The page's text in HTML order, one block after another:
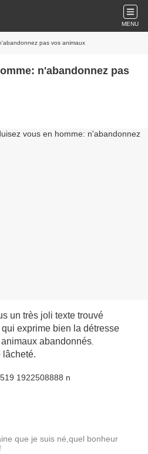
MENU
pas vos animaux
n'abandonnez pas
un très joli texte trouvé
exprime bien la détresse
abandonnés
lâcheté.
que je suis né,quel bonheur